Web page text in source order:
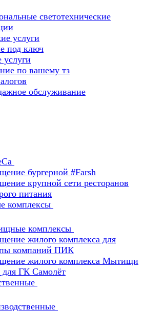
светотехнические
услуги
под ключ
по вашему тз
обслуживание
бургерной #Farsh
крупной сети ресторанов
питания
комплексы
комплексы
жилого комплекса для
компаний ПИК
жилого комплекса Мытищи
ГК Самолёт